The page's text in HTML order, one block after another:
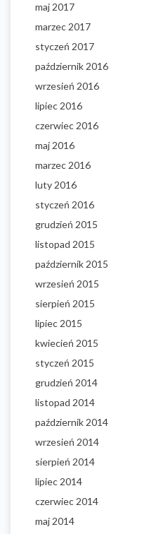
maj 2017
marzec 2017
styczeń 2017
październik 2016
wrzesień 2016
lipiec 2016
czerwiec 2016
maj 2016
marzec 2016
luty 2016
styczeń 2016
grudzień 2015
listopad 2015
październik 2015
wrzesień 2015
sierpień 2015
lipiec 2015
kwiecień 2015
styczeń 2015
grudzień 2014
listopad 2014
październik 2014
wrzesień 2014
sierpień 2014
lipiec 2014
czerwiec 2014
maj 2014